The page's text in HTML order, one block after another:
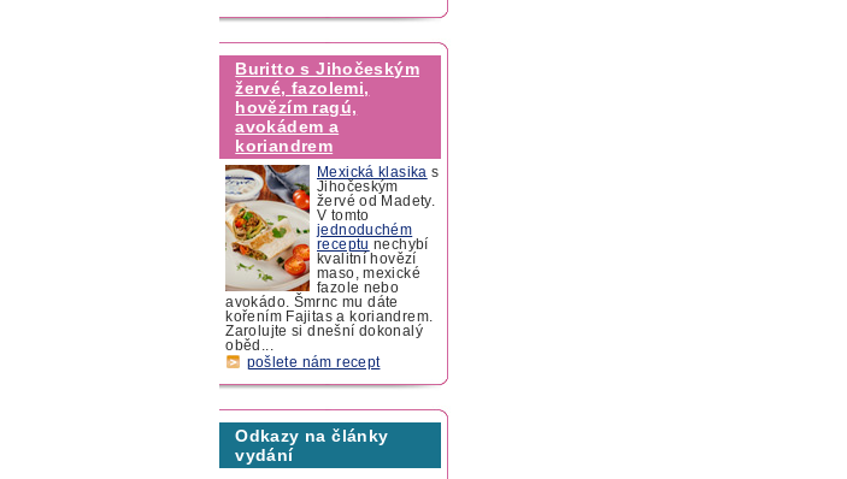
Buritto s Jihočeským
žervé, fazolemi,
hovězím ragú,
avokádem a
koriandrem
Mexická klasika s
Jihočeským
žervé od Madety.
V tomto
jednoduchém
receptu nechybí
kvalitní hovězí
maso, mexické
fazole nebo
avokádo. Šmrnc mu dáte
kořením Fajitas a koriandrem.
Zarolujte si dnešní dokonalý
oběd...
pošlete nám recept
Odkazy na články
vydání